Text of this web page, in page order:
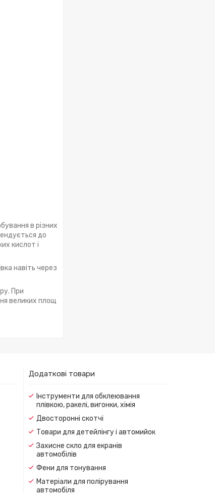
в різних
до
кислот і
навіть через
При
великих площ
Додаткові товари
Інструменти для обклеювання
плівкою, ракелі, вигонки, хімія
Двосторонні скотчі
Товари для детейлінгу і автомийок
Захисне скло для екранів
автомобілів
Фени для тонування
Матеріали для полірування
автомобіля